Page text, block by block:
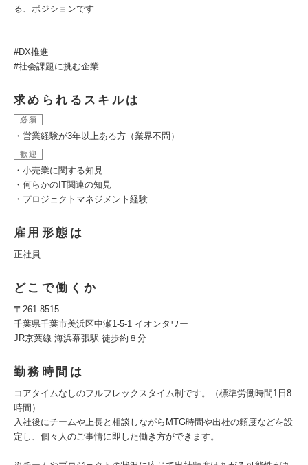
る、ポジションです
#DX推進
#社会課題に挑む企業
求められるスキルは
必須
・営業経験が3年以上ある方（業界不問）
歓迎
・小売業に関する知見
・何らかのIT関連の知見
・プロジェクトマネジメント経験
雇用形態は
正社員
どこで働くか
〒261-8515
千葉県千葉市美浜区中瀬1-5-1 イオンタワー
JR京葉線 海浜幕張駅 徒歩約８分
勤務時間は
コアタイムなしのフルフレックスタイム制です。（標準労働時間1日8
時間）
入社後にチームや上長と相談しながらMTG時間や出社の頻度などを設
定し、個々人のご事情に即した働き方ができます。